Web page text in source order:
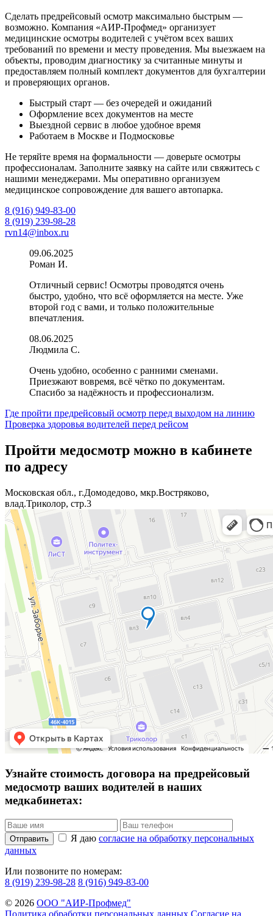
Сделать предрейсовый осмотр максимально быстрым —
возможно. Компания «АИР‑Профмед» организует
медицинские осмотры водителей с учётом всех ваших
требований по времени и месту проведения. Мы выезжаем на
объекты, проводим диагностику за считанные минуты и
предоставляем полный комплект документов для бухгалтерии
и проверяющих органов.
Быстрый старт — без очередей и ожиданий
Оформление всех документов на месте
Выездной сервис в любое удобное время
Работаем в Москве и Подмосковье
Не теряйте время на формальности — доверьте осмотры
профессионалам. Заполните заявку на сайте или свяжитесь с
нашими менеджерами. Мы оперативно организуем
медицинское сопровождение для вашего автопарка.
8 (916) 949-83-00
8 (919) 239-98-28
rvn14@inbox.ru
09.06.2025
Роман И.
Отличный сервис! Осмотры проводятся очень
быстро, удобно, что всё оформляется на месте. Уже
второй год с вами, и только положительные
впечатления.
08.06.2025
Людмила С.
Очень удобно, особенно с ранними сменами.
Приезжают вовремя, всё чётко по документам.
Спасибо за надёжность и профессионализм.
Навигация
по
записям
Где пройти предрейсовый осмотр перед выходом на линию
Проверка здоровья водителей перед рейсом
Пройти медосмотр можно в кабинете
по адресу
Московская обл., г.Домодедово, мкр.Востряково,
влад.Триколор, стр.3
Узнайте стоимость договора на предрейсовый
медосмотр ваших водителей в наших
медкабинетах:
Отправить Я даю согласие на обработку персональных
данных
Или позвоните по номерам:
8 (919) 239-98-28 8 (916) 949-83-00
© 2026 ООО "АИР-Профмед"
Политика обработки персональных данных Согласие на